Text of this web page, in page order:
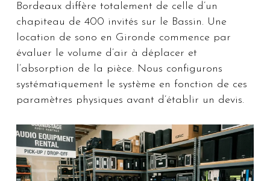
Bordeaux diffère totalement de celle d’un
chapiteau de 400 invités sur le Bassin. Une
location de sono en Gironde commence par
évaluer le volume d’air à déplacer et
l’absorption de la pièce. Nous configurons
systématiquement le système en fonction de ces
paramètres physiques avant d’établir un devis.